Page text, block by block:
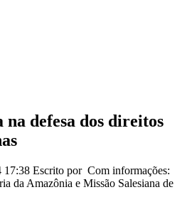
defesa dos direitos
17:38 Escrito por Com informações:
da Amazônia e Missão Salesiana de